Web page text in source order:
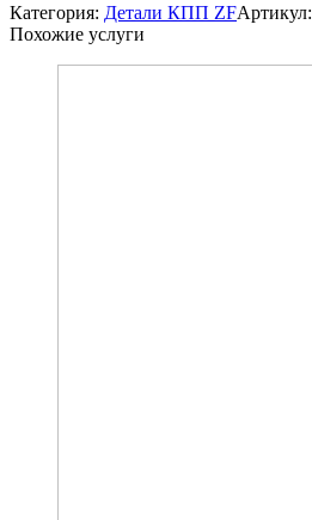
Категория: Детали КПП ZFАртикул:
Похожие услуги